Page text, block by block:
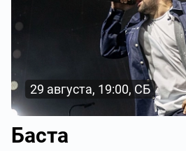
29 августа, 19:00, СБ
Баста